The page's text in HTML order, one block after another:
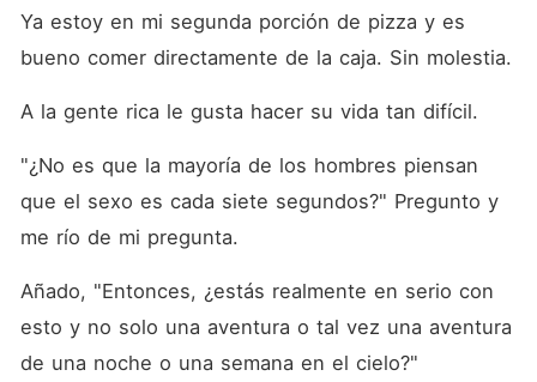
Ya estoy en mi segunda porción de pizza y es
A la gente rica le gusta hacer su vida tan difícil.
"¿No es que la mayoría de los hombres piensan
que el sexo es cada siete segundos?" Pregunto y
me río de mi pregunta.
Añado, "Entonces, ¿estás realmente en serio con
esto y no solo una aventura o tal vez una aventura
de una noche o una semana en el cielo?"